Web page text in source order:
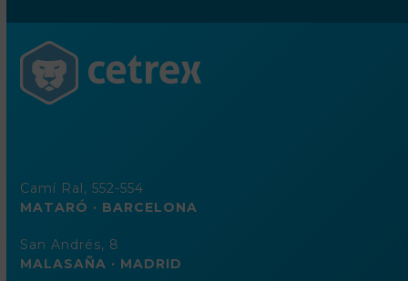
electrónico
Camí Ral, 552-554
MATARÓ · BARCELONA
San Andrés, 8
MALASAÑA · MADRID